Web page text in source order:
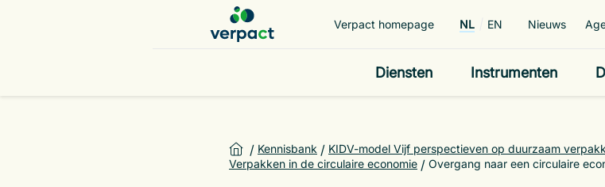
Verpact homepage NL EN Nieuws
Diensten Instrumenten
Home
/ Kennisbank / KIDV-model Vijf perspectieven op duurzaam
Verpakken in de circulaire economie / Overgang naar een circulaire